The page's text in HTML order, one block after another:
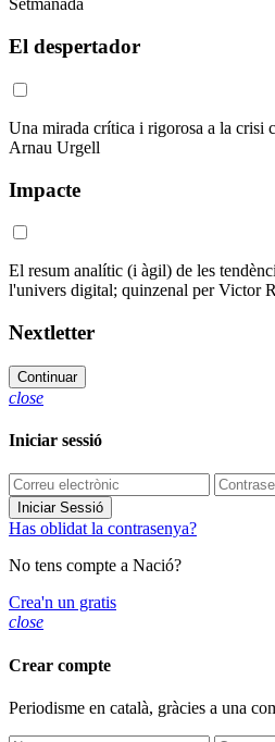
Setmanada
El despertador
Una mirada crítica i rigorosa a la crisi
Arnau Urgell
Impacte
El resum analític (i àgil) de les
l'univers digital; quinzenal per Victor
Nextletter
Continuar
close
Iniciar sessió
Iniciar Sessió
Has oblidat la contrasenya?
No tens compte a Nació?
Crea'n un gratis
close
Crear compte
Periodisme en català, gràcies a una